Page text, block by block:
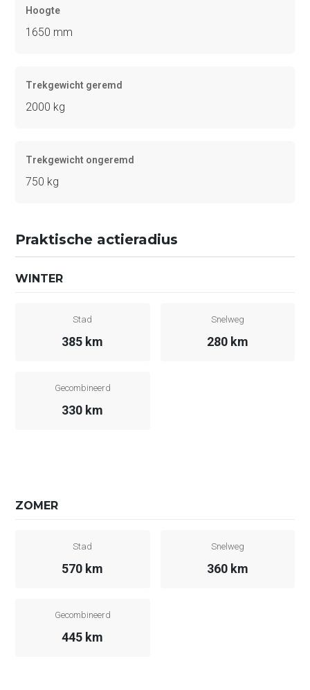
Hoogte
1650 mm
Trekgewicht geremd
2000 kg
Trekgewicht ongeremd
750 kg
Praktische actieradius
WINTER
Stad
385 km
Snelweg
280 km
Gecombineerd
330 km
ZOMER
Stad
570 km
Snelweg
360 km
Gecombineerd
445 km